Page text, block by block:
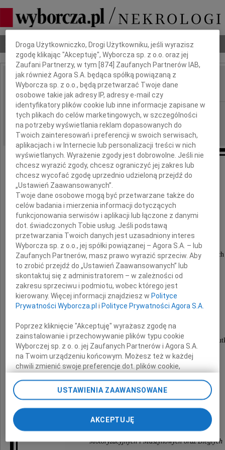
Nekrologi Odeszli Poradnik pogrzebowy
IMIĘ I NAZWISKO: Jan Skonieczny
REGION: Katowice
DATA EMISJI: 04.08.2010
Z głębokim smutkiem i żalem
przyjęliśmy wiadomość o śmierci
Jana Skoniecznego
Rzeczoznawcy Techniki Motoryzacyjnej,
Członka Stowarzyszenia Rzeczoznawców
Motoryzacyjnych i Maszynowych oraz Biegłych
POLEKSMOT w Katowicach.
W Zmarłym żegnamy serdecznego Kolegę,
Przyjaciela i Nauczyciela,
wspaniałego Człowieka o wielkim sercu.
Wyrazy szczerego współczucia pogrążonej w
Rodzinie
składają
Motoryzacyjnych i Maszynowych oraz Biegłych
Dbamy o Twoją prywatność
Droga Użytkowniczko, Drogi Użytkowniku, jeśli wyrazisz
zgodę klikając "Akceptuję", Wyborcza sp. z o.o. oraz jej
Zaufani Partnerzy, w tym [874 ] Zaufanych Partnerów IAB,
jak również Agora S.A. będąca spółką powiązaną z
Wyborcza sp. z o.o., będą przetwarzać Twoje dane
osobowe takie jak adresy IP, adresy e-mail czy
identyfikatory plików cookie lub inne informacje zapisane w
tych plikach do celów marketingowych, w szczególności
na potrzeby wyświetlania reklam dopasowanych do
Twoich zainteresowań i preferencji w swoich serwisach,
aplikacjach i w Internecie lub personalizacji treści w nich
wyświetlanych. Wyrażenie zgody jest dobrowolne. Jeśli nie
chcesz wyrazić zgody, chcesz ograniczyć jej zakres lub
chcesz wycofać zgodę uprzednio udzieloną przejdź do
„Ustawień Zaawansowanych”.
Twoje dane osobowe mogą być przetwarzane także do
celów badania i mierzenia informacji dotyczących
funkcjonowania serwisów i aplikacji lub łączone z danymi
dot. świadczonych Tobie usług. Jeśli podstawą
przetwarzania Twoich danych jest uzasadniony interes
Wyborcza sp. z o.o., jej spółki powiązanej – Agora S.A. – lub
Zaufanych Partnerów, masz prawo wyrazić sprzeciw. Aby
to zrobić przejdź do „Ustawień Zaawansowanych” lub
skontaktuj się z administratorem – w zależności od
zakresu sprzeciwu i podmiotu, wobec którego jest
kierowany. Więcej informacji znajdziesz w Polityce
Prywatności Wyborcza.pl i Polityce Prywatności Agora S.A.
Poprzez kliknięcie "Akceptuję" wyrażasz zgodę na
zainstalowanie i przechowywanie plików typu cookie
Wyborczej sp. z o. o. jej Zaufanych Partnerów i Agora S.A.
na Twoim urządzeniu końcowym. Możesz też w każdej
chwili zmienić swoje preferencje dot. plików cookie,
preferencjami dot. przetwarzania danych poprzez
odnośnik „Ustawienia prywatności” w stopce serwisu i
przechodząc do sekcji „Ustawienia zaawansowane”.
Zmiana ustawień plików cookie możliwa jest także za
pomocą ustawień przeglądarki.
My, nasi Zaufani Partnerzy i Agora S.A. możemy
USTAWIENIA ZAAWANSOWANE
AKCEPTUJĘ